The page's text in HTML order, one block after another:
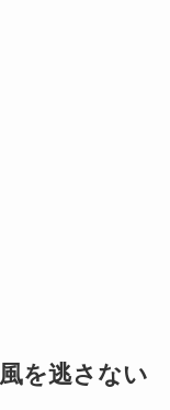
を逃さない